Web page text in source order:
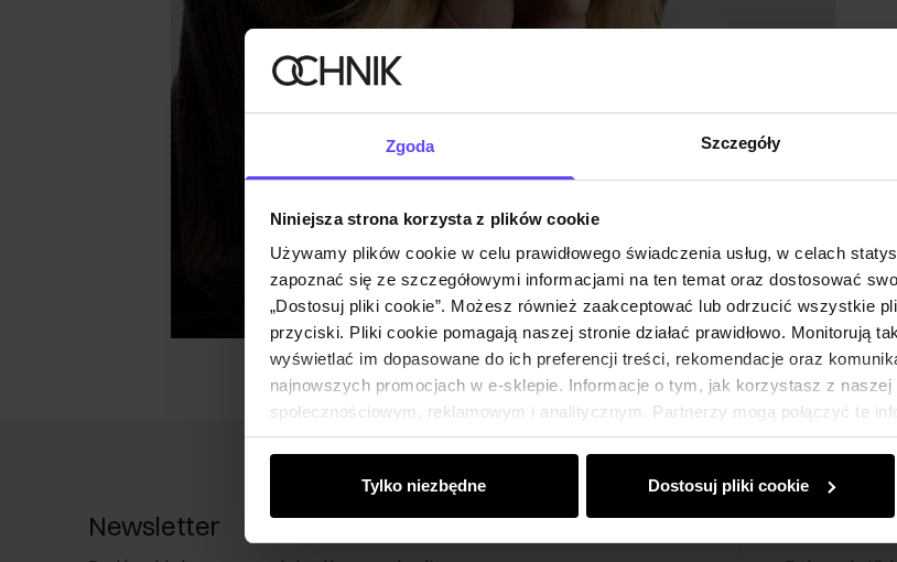
Zgoda Szczegóły
Niniejsza strona korzysta z plików cookie
Używamy plików cookie w celu prawidłowego świadczenia usług, w celach
zapoznać się ze szczegółowymi informacjami na ten temat oraz dostosować
„Dostosuj pliki cookie”. Możesz również zaakceptować lub odrzucić wszystkie
przyciski. Pliki cookie pomagają naszej stronie działać prawidłowo. Monitorują
wyświetlać im dopasowane do ich preferencji treści, rekomendacje oraz
najnowszych promocjach w e-sklepie. Informacje o tym, jak korzystasz z
społecznościowym, reklamowym i analitycznym. Partnerzy mogą połączyć te
od Ciebie lub uzyskanymi podczas korzystania z ich usług.
Tylko niezbędne Dostosuj pliki cookie
Newsletter Klub